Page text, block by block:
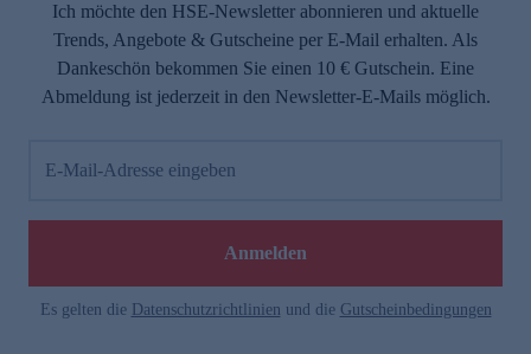
Ich möchte den HSE-Newsletter abonnieren und aktuelle
Trends, Angebote & Gutscheine per E-Mail erhalten. Als
Dankeschön bekommen Sie einen 10 € Gutschein. Eine
Abmeldung ist jederzeit in den Newsletter-E-Mails möglich.
E-Mail-Adresse eingeben
Anmelden
Es gelten die Datenschutzrichtlinien und die Gutscheinbedingungen